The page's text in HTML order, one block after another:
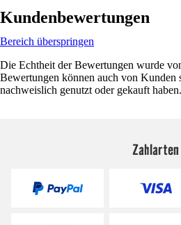
Kundenbewertungen
Bereich überspringen
Die Echtheit der Bewertungen wurde
Bewertungen können auch von Kunden
nachweislich genutzt oder gekauft haben.
Zahlarten